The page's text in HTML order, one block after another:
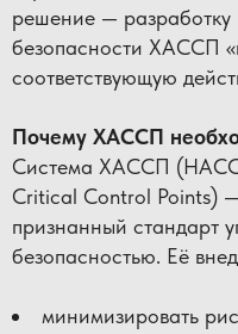
решение —
безопасности ХАССП
соответствующую
Почему ХАССП
Система ХАССП
Critical Control Points)
признанный стандарт
безопасностью. Её
минимизировать